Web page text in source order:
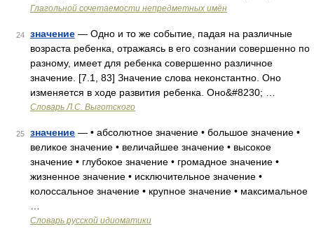
Глагольной сочетаемости непредметных имён
24 значение — Одно и то же событие, падая на различные
возраста ребенка, отражаясь в его сознании совершенно по
разному, имеет для ребенка совершенно различное
значение. [7.1, 83] Значение слова неконстантно. Оно
изменяется в ходе развития ребенка. Оно&#8230; …
Словарь Л.С. Выготского
25 значение — • абсолютное значение • большое значение •
великое значение • величайшее значение • высокое
значение • глубокое значение • громадное значение •
жизненное значение • исключительное значение •
колоссальное значение • крупное значение • максимальное
Словарь русской идиоматики